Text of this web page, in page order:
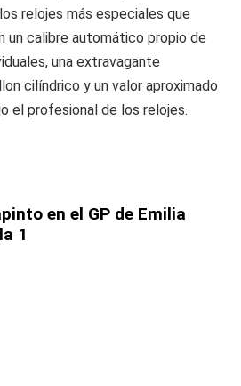
relojes más especiales que
un calibre automático propio de
una extravagante
cilíndrico y un valor aproximado
el profesional de los relojes.
en el GP de Emilia
1